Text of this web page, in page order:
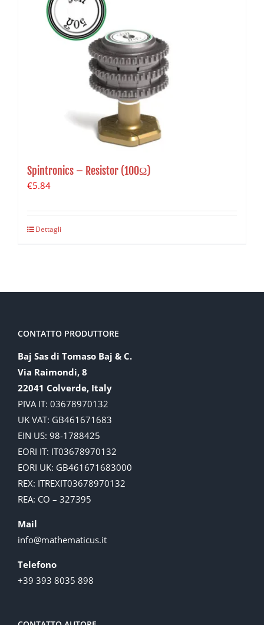
Spintronics – Resistor (100Ω)
€5.84
Dettagli
CONTATTO PRODUTTORE
Baj Sas di Tomaso Baj & C.
Via Raimondi, 8
22041 Colverde, Italy
PIVA IT: 03678970132
UK VAT: GB461671683
EIN US: 98-1788425
EORI IT: IT03678970132
EORI UK: GB461671683000
REX: ITREXIT03678970132
REA: CO – 327395
Mail
info@mathematicus.it
Telefono
+39 393 8035 898